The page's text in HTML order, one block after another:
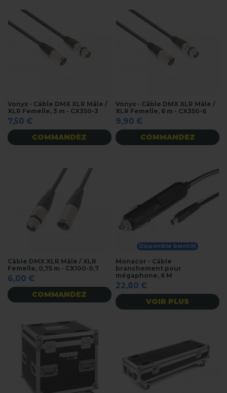
Vonyx - Câble DMX XLR Mâle /
XLR Femelle, 3 m - CX350-3
7,50 €
COMMANDEZ
Vonyx - Câble DMX XLR Mâle /
XLR Femelle, 6 m - CX350-6
9,90 €
COMMANDEZ
Câble DMX XLR Mâle / XLR
Femelle, 0,75 m - CX100-0,7
6,00 €
COMMANDEZ
Disponible bientôt
Monacor - Câble
branchement pour
mégaphone, 6 M
22,80 €
VOIR PLUS